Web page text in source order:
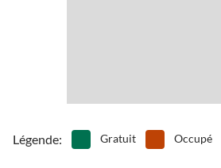
Légende: Gratuit Occupé